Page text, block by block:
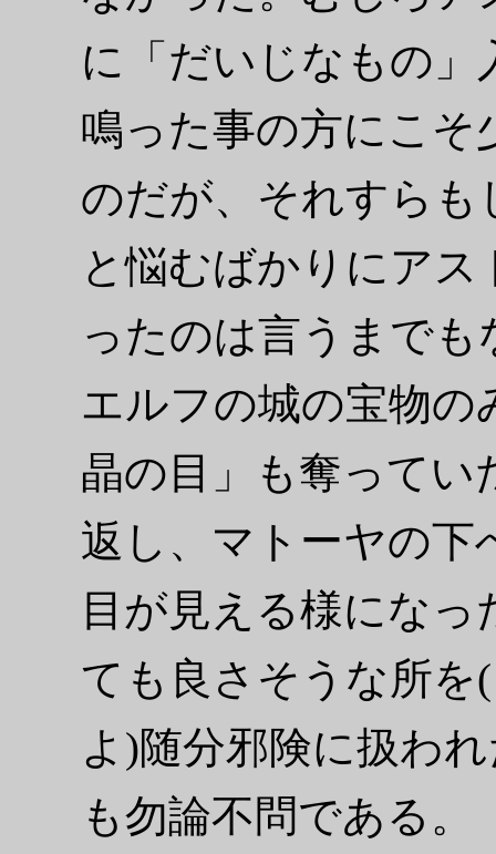
に「だいじなもの
鳴った事の方にこそ
のだが、それすら
と悩むばかりにア
ったのは言うまでも
エルフの城の宝物
晶の目」も奪って
返し、マトーヤの下
目が見える様にな
ても良さそうな所を
よ)随分邪険に扱わ
も勿論不問である。